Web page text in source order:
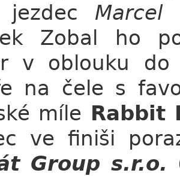
jezdec Marcel
Zobal ho
v oblouku
na čele s
míle Rabbit
ve finiši
Group s.r.o.